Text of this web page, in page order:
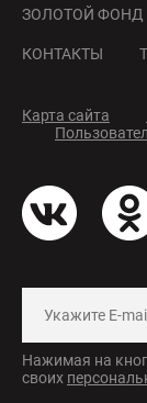
ЗОЛОТОЙ ФОНД
КОНТАКТЫ
Карта сайта
Нажимая на
своих